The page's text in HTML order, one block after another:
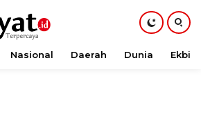
Nasional Daerah Dunia Ekbis